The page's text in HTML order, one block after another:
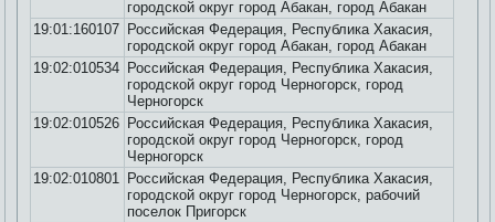
городской округ город Абакан, город Абакан
19:01:160107 Российская Федерация, Республика Хакасия,
городской округ город Абакан, город Абакан
19:02:010534 Российская Федерация, Республика Хакасия,
городской округ город Черногорск, город
Черногорск
19:02:010526 Российская Федерация, Республика Хакасия,
городской округ город Черногорск, город
Черногорск
19:02:010801 Российская Федерация, Республика Хакасия,
городской округ город Черногорск, рабочий
поселок Пригорск